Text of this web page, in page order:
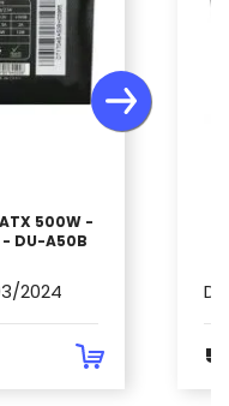
500W -
- DU-A50B
2024